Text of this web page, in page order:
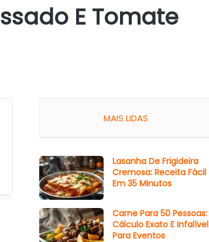
E Tomate
MAIS LIDAS
Lasanha De Frigideira
Cremosa: Receita Fácil
Em 35 Minutos
Carne Para 50 Pessoas:
Cálculo Exato E Infalível
Para Eventos